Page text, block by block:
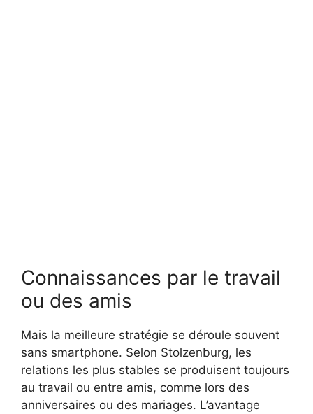
Connaissances par le travail
ou des amis
Mais la meilleure stratégie se déroule souvent
sans smartphone. Selon Stolzenburg, les
relations les plus stables se produisent toujours
au travail ou entre amis, comme lors des
anniversaires ou des mariages. L’avantage